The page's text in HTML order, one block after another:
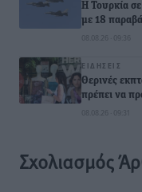
Η Τουρκία
με 18
08.08.26 · 09:36
ΕΙΔΉΣΕΙΣ
Θερινές
πρέπει να
08.08.26 · 09:31
Σχολιασμός